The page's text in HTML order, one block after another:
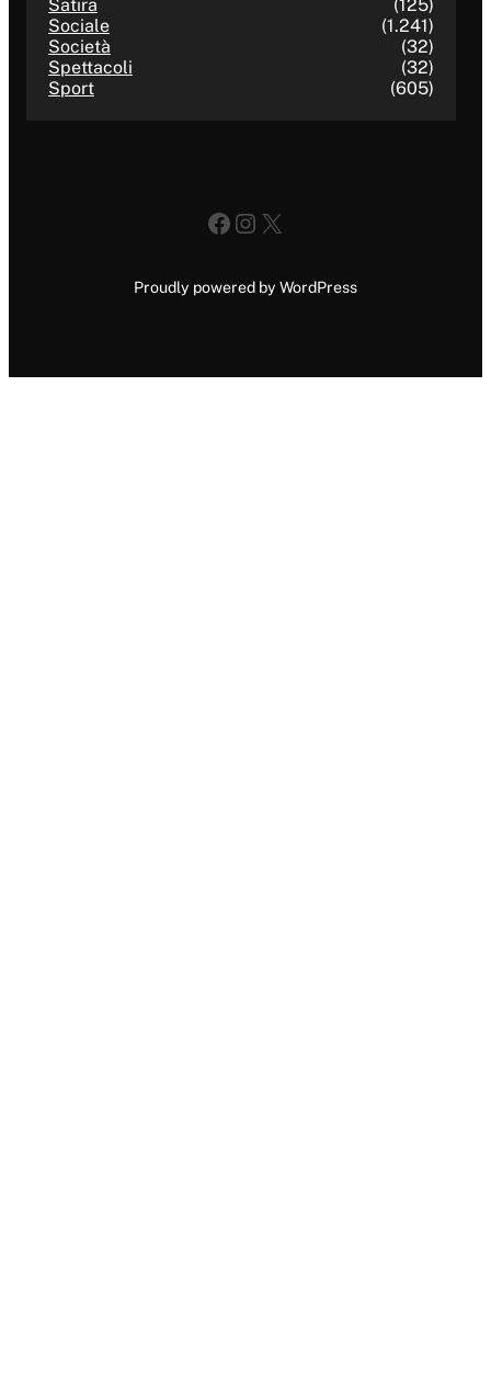
Satira
(125)
Sociale
(1.241)
Società
(32)
Spettacoli
(32)
Sport
(605)
Facebook
Instagram
X
Proudly powered by WordPress